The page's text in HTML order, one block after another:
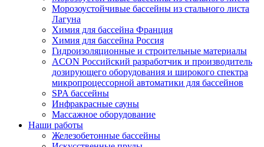
Морозоустойчивые бассейны из стального листа
Лагуна
Химия для бассейна Франция
Химия для бассейна Россия
Гидроизоляционные и строительные материалы
ACON Российский разработчик и производитель
дозирующего оборудования и широкого спектра
микропроцессорной автоматики для бассейнов
SPA бассейны
Инфракрасные сауны
Массажное оборудование
Наши работы
Железобетонные бассейны